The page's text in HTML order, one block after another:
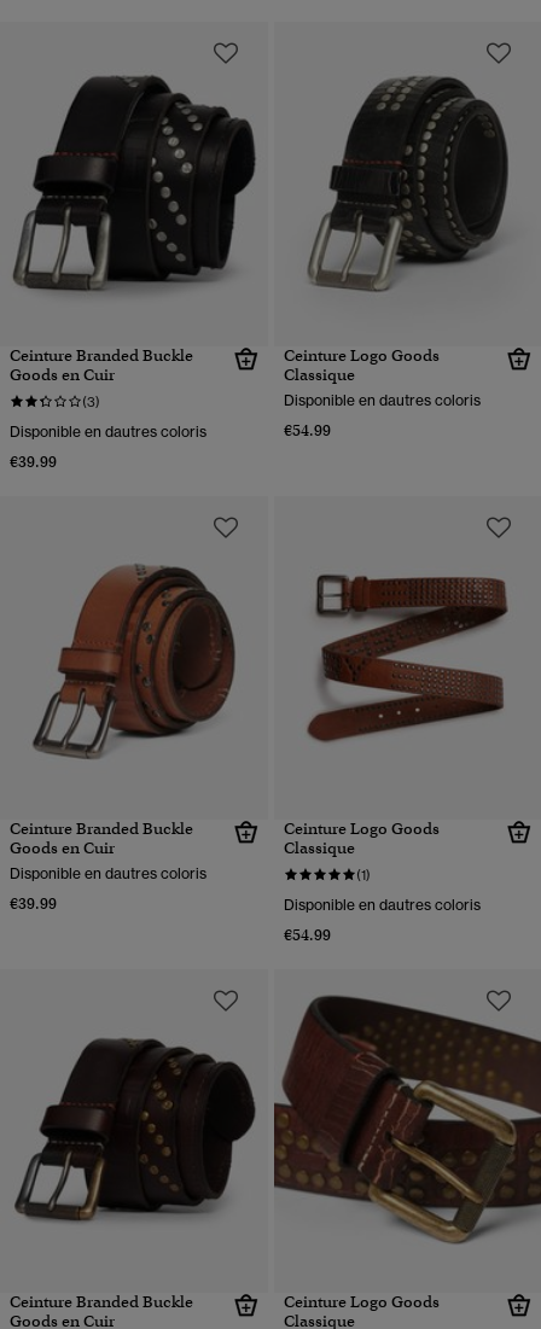
Ceinture Branded Buckle
Goods en Cuir
(3)
Disponible en dautres coloris
€39.99
Ceinture Logo Goods
Classique
Disponible en dautres coloris
€54.99
Ceinture Branded Buckle
Goods en Cuir
Disponible en dautres coloris
€39.99
Ceinture Logo Goods
Classique
(1)
Disponible en dautres coloris
€54.99
Ceinture Branded Buckle
Goods en Cuir
Ceinture Logo Goods
Classique